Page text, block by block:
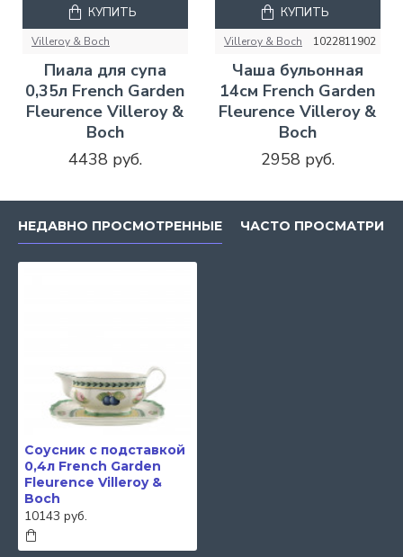
Villeroy & Boch
Пиала для супа
0,35л French Garden
Fleurence Villeroy &
Boch
4438 руб.
КУПИТЬ
Villeroy & Boch 1022811902
Чаша бульонная
14см French Garden
Fleurence Villeroy &
Boch
2958 руб.
КУПИТЬ
НЕДАВНО ПРОСМОТРЕННЫЕ ЧАСТО
Соусник с подставкой
0,4л French Garden
Fleurence Villeroy &
Boch
10143 руб.